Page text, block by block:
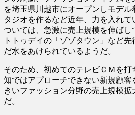
を埼玉県川越市にオープンしモデ
タジオを作るなど近年、力を入れ
ついては、急激に売上規模を伸ば
トトゥデイの「ゾゾタウン」など
だ水をあけられているようだ。
そのため、初めてのテレビＣＭを
知ではアプローチできない新規顧
きいファッション分野の売上規模拡
だ。